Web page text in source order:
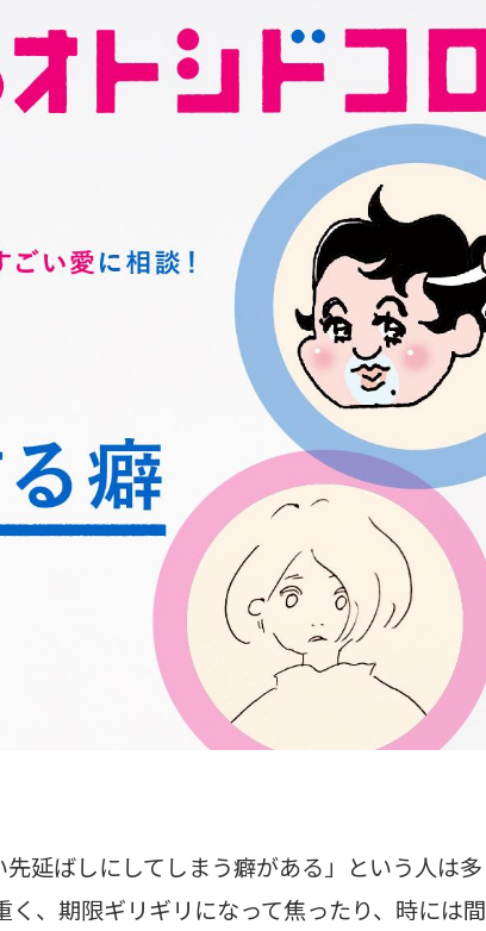
延ばしにしてしまう癖がある」という人は多
、期限ギリギリになって焦ったり、時には間